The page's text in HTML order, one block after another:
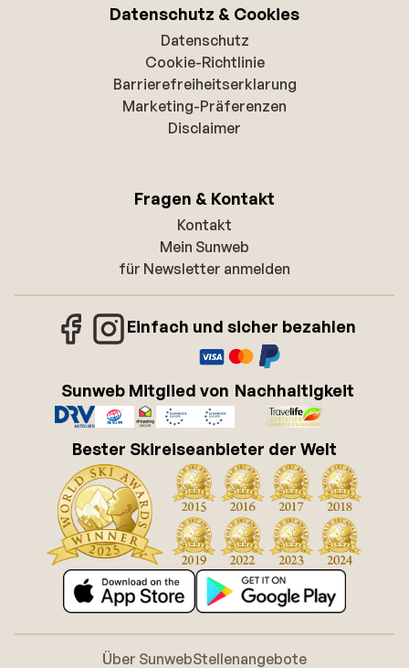
Datenschutz & Cookies
Datenschutz
Cookie-Richtlinie
Barrierefreiheitserklarung
Marketing-Präferenzen
Disclaimer
Fragen & Kontakt
Kontakt
Mein Sunweb
für Newsletter anmelden
Einfach und sicher bezahlen
Sunweb Mitglied von Nachhaltigkeit
Bester Skireiseanbieter der Welt
Über SunwebStellenangebote